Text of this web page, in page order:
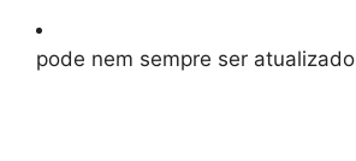
pode nem sempre ser atualizado